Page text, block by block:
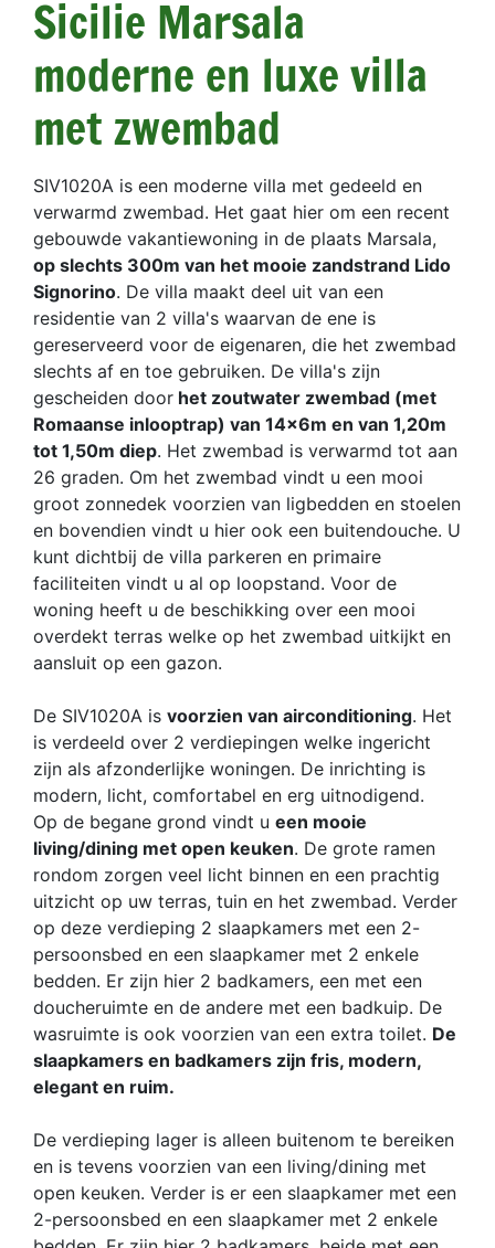
Sicilie Marsala
moderne en luxe villa
met zwembad
SIV1020A is een moderne villa met gedeeld en
verwarmd zwembad. Het gaat hier om een recent
gebouwde vakantiewoning in de plaats Marsala,
op slechts 300m van het mooie zandstrand Lido
Signorino. De villa maakt deel uit van een
residentie van 2 villa's waarvan de ene is
gereserveerd voor de eigenaren, die het zwembad
slechts af en toe gebruiken. De villa's zijn
gescheiden door het zoutwater zwembad (met
Romaanse inlooptrap) van 14x6m en van 1,20m
tot 1,50m diep. Het zwembad is verwarmd tot aan
26 graden. Om het zwembad vindt u een mooi
groot zonnedek voorzien van ligbedden en stoelen
en bovendien vindt u hier ook een buitendouche. U
kunt dichtbij de villa parkeren en primaire
faciliteiten vindt u al op loopstand. Voor de
woning heeft u de beschikking over een mooi
overdekt terras welke op het zwembad uitkijkt en
aansluit op een gazon.
De SIV1020A is voorzien van airconditioning. Het
is verdeeld over 2 verdiepingen welke ingericht
zijn als afzonderlijke woningen. De inrichting is
modern, licht, comfortabel en erg uitnodigend.
Op de begane grond vindt u een mooie
living/dining met open keuken. De grote ramen
rondom zorgen veel licht binnen en een prachtig
uitzicht op uw terras, tuin en het zwembad. Verder
op deze verdieping 2 slaapkamers met een 2-
persoonsbed en een slaapkamer met 2 enkele
bedden. Er zijn hier 2 badkamers, een met een
doucheruimte en de andere met een badkuip. De
wasruimte is ook voorzien van een extra toilet. De
slaapkamers en badkamers zijn fris, modern,
elegant en ruim.
De verdieping lager is alleen buitenom te bereiken
en is tevens voorzien van een living/dining met
open keuken. Verder is er een slaapkamer met een
2-persoonsbed en een slaapkamer met 2 enkele